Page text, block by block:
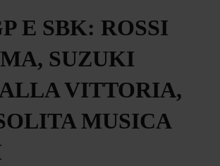
E SBK: ROSSI
SUZUKI
VITTORIA,
MUSICA